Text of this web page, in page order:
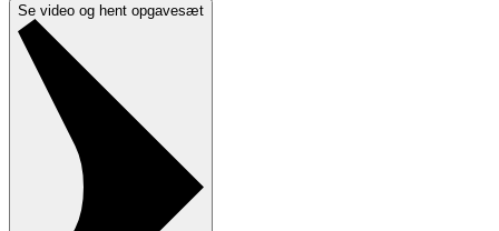
Se video og hent opgavesæt